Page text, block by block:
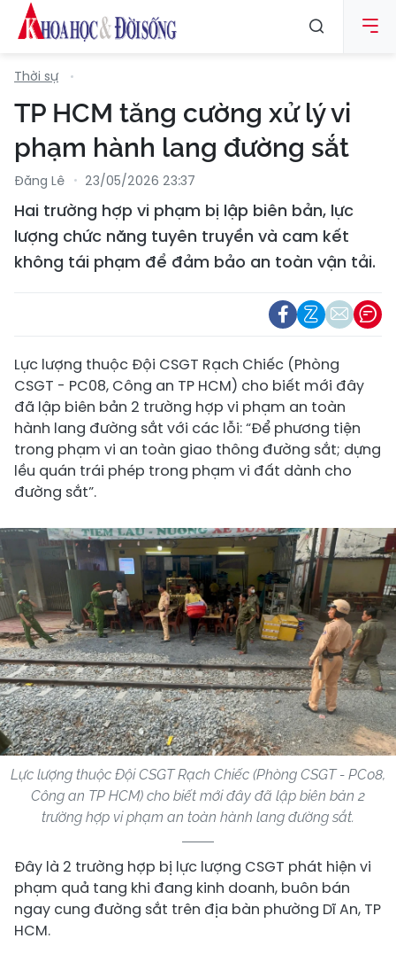
Thời sự
TP HCM tăng cường xử lý vi
phạm hành lang đường sắt
Đăng Lê 23/05/2026 23:37
Hai trường hợp vi phạm bị lập biên bản, lực
lượng chức năng tuyên truyền và cam kết
không tái phạm để đảm bảo an toàn vận tải.
Lực lượng thuộc Đội CSGT Rạch Chiếc (Phòng
CSGT - PC08, Công an TP HCM) cho biết mới đây
đã lập biên bản 2 trường hợp vi phạm an toàn
hành lang đường sắt với các lỗi: “Để phương tiện
trong phạm vi an toàn giao thông đường sắt; dựng
lều quán trái phép trong phạm vi đất dành cho
đường sắt”.
Lực lượng thuộc Đội CSGT Rạch Chiếc (Phòng CSGT - PC08,
Công an TP HCM) cho biết mới đây đã lập biên bản 2
trường hợp vi phạm an toàn hành lang đường sắt.
Đây là 2 trường hợp bị lực lượng CSGT phát hiện vi
phạm quả tang khi đang kinh doanh, buôn bán
ngay cung đường sắt trên địa bàn phường Dĩ An, TP
HCM.